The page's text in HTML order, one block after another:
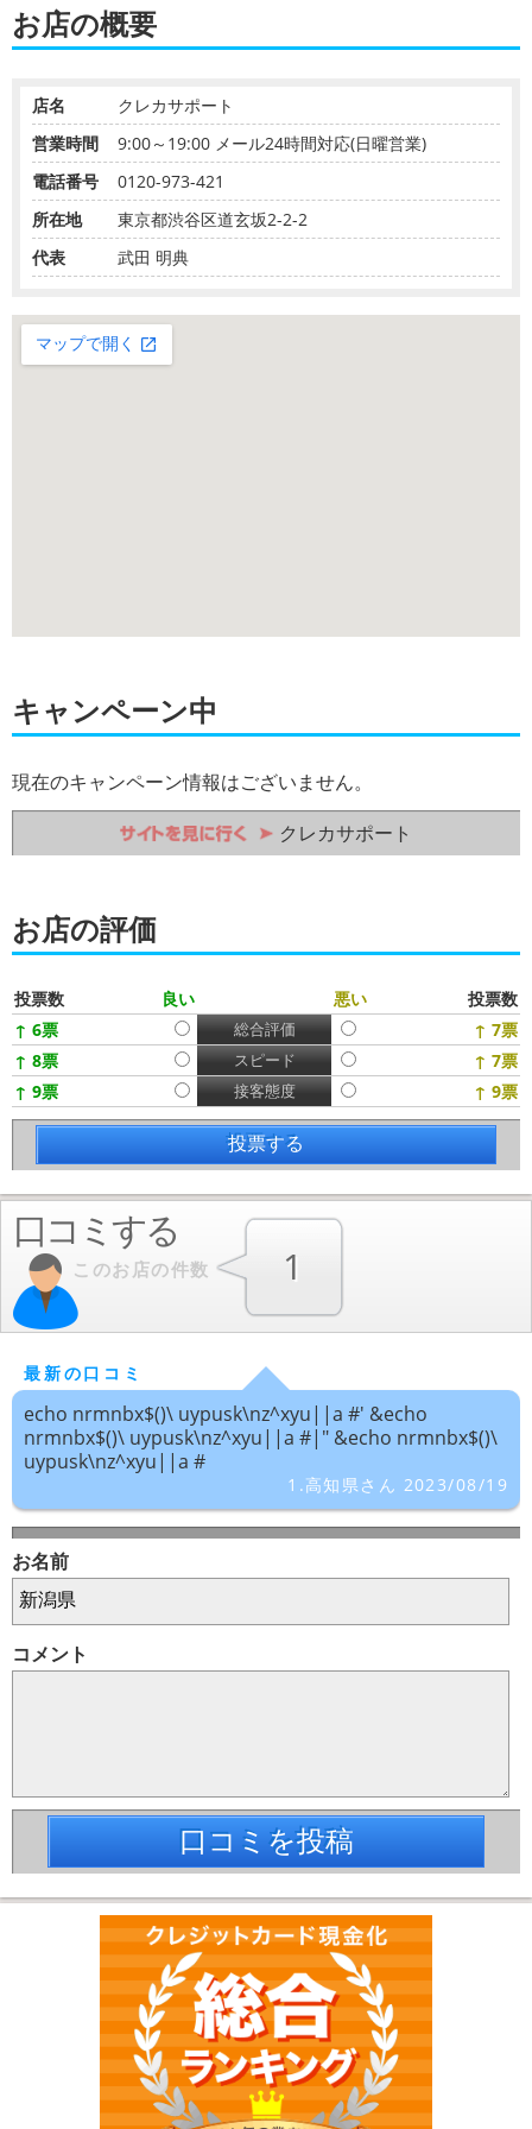
お店の概要
店名
クレカサポート
営業時間
9:00～19:00 メール24時間対応(日曜営業)
電話番号
0120-973-421
所在地
東京都渋谷区道玄坂2-2-2
代表
武田 明典
キャンペーン中
現在のキャンペーン情報はございません。
クレカサポート
お店の評価
投票数 良い 悪い
投票数
↑ 6票
総合評価
↑ 7票
↑ 8票
スピード
↑ 7票
↑ 9票
接客態度 ↑ 9票
口コミする
このお店の件数 1
最新の口コミ
echo nrmnbx$()\ uypusk\nz^xyu||a #' &echo
nrmnbx$()\ uypusk\nz^xyu||a #|" &echo nrmnbx$()\
uypusk\nz^xyu||a #
1.高知県さん 2023/08/19
お名前
コメント
口コミを投稿